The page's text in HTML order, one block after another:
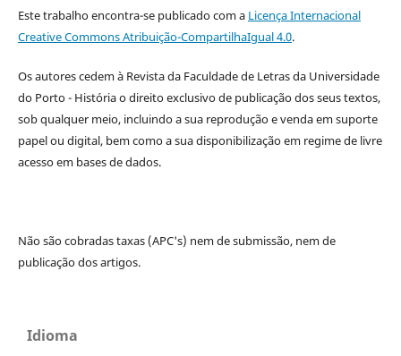
Este trabalho encontra-se publicado com a Licença Internacional
Creative Commons Atribuição-CompartilhaIgual 4.0.
Os autores cedem à Revista da Faculdade de Letras da Universidade
do Porto - Históriao direito exclusivo de publicação dos seus textos,
sob qualquer meio, incluindo a sua reprodução e venda em suporte
papel ou digital, bem como a sua disponibilização em regime de livre
acesso em bases de dados.
Não são cobradas taxas (APC's) nem de submissão, nem de
publicação dos artigos.
Idioma